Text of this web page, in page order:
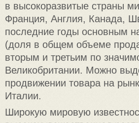
в высокоразвитые страны
Франция, Англия, Канада,
последние годы основным
(доля в общем объеме
вторым и третьим по
Великобритании. Можно
продвижении товара на
Италии.
Широкую мировую